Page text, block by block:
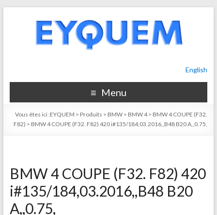
English
Menu
Vous êtes ici :EYQUEM > Produits > BMW > BMW 4> BMW 4 COUPE (F32.
F82) > BMW 4 COUPE (F32. F82) 420 i#135/184,03.2016,,B48 B20 A,,0.75,
BMW 4 COUPE (F32. F82) 420
i#135/184,03.2016,,B48 B20
A,,0.75,